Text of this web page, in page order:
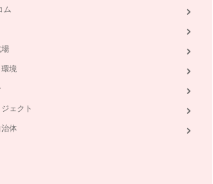
ム
境
ェクト
体